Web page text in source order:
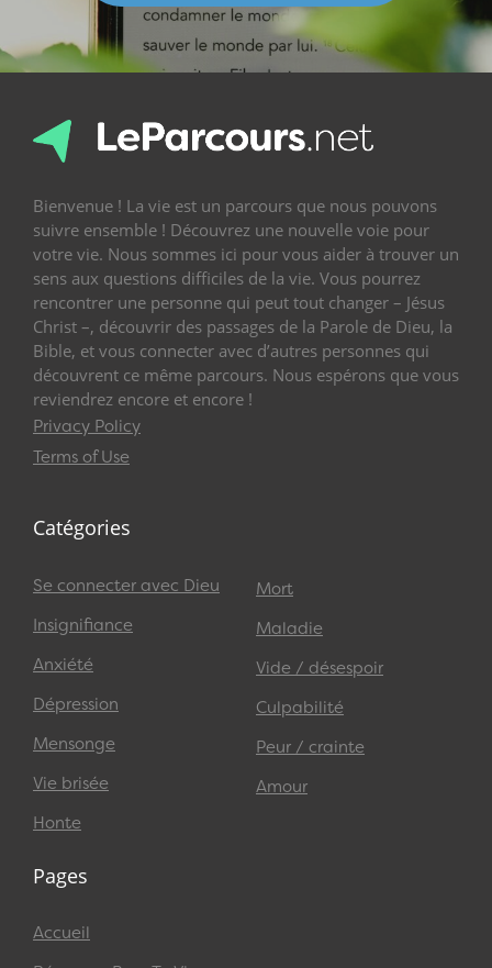
Bienvenue ! La vie est un parcours que nous pouvons
suivre ensemble ! Découvrez une nouvelle voie pour
votre vie. Nous sommes ici pour vous aider à trouver un
sens aux questions difficiles de la vie. Vous pourrez
rencontrer une personne qui peut tout changer – Jésus
Christ –, découvrir des passages de la Parole de Dieu, la
Bible, et vous connecter avec d’autres personnes qui
découvrent ce même parcours. Nous espérons que vous
reviendrez encore et encore !
Privacy Policy
Terms of Use
Catégories
Se connecter avec Dieu
Insignifiance
Anxiété
Dépression
Mensonge
Vie brisée
Honte
Mort
Maladie
Vide / désespoir
Culpabilité
Peur / crainte
Amour
Pages
Accueil